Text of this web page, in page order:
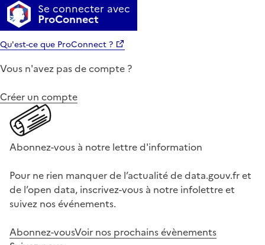
Se connecter avec
ProConnect
Qu'est-ce que ProConnect ?
Vous n'avez pas de compte ?
Créer un compte
Abonnez-vous à notre lettre d'information
Pour ne rien manquer de l’actualité de data.gouv.fr et
de l’open data, inscrivez-vous à notre infolettre et
suivez nos événements.
Abonnez-vousVoir nos prochains évènements